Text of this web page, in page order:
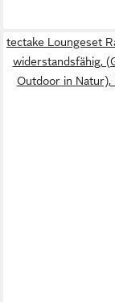
tectake Loungeset
widerstandsfähig,
Outdoor in Natur),